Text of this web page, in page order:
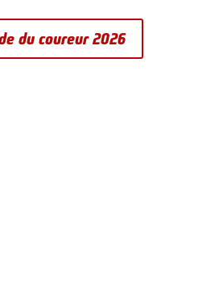
du coureur 2026